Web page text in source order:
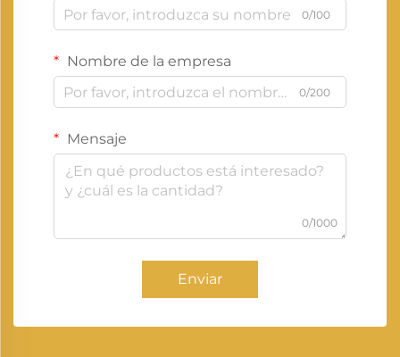
0/100
Nombre de la empresa
0/200
Mensaje
0/1000
Enviar